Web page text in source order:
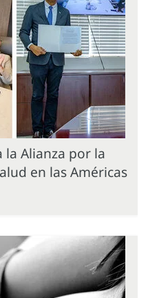
la Alianza por la
en las Américas